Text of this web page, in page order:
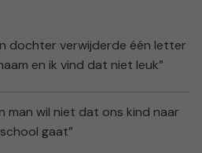
dochter verwijderde één letter
en ik vind dat niet leuk”
man wil niet dat ons kind naar
gaat”